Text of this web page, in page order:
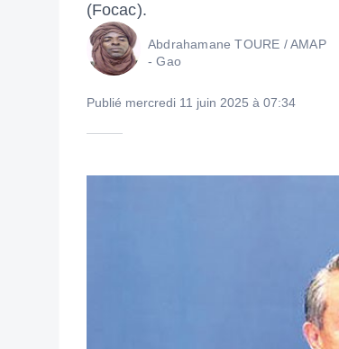
(Focac).
Abdrahamane TOURE / AMAP
- Gao
Publié mercredi 11 juin 2025 à 07:34